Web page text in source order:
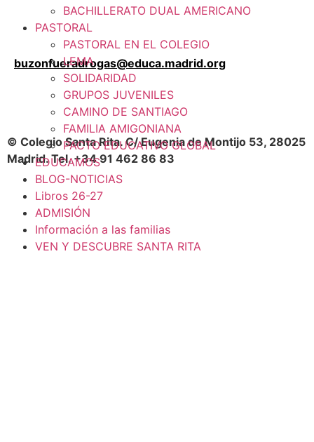
BACHILLERATO DUAL AMERICANO
PASTORAL
PASTORAL EN EL COLEGIO
LEMA
SOLIDARIDAD
GRUPOS JUVENILES
CAMINO DE SANTIAGO
FAMILIA AMIGONIANA
PACTO EDUCATIVO GLOBAL
EDUCAMOS
BLOG-NOTICIAS
Libros 26-27
ADMISIÓN
Información a las familias
VEN Y DESCUBRE SANTA RITA
buzonfueradrogas@educa.madrid.org
© Colegio Santa Rita. C/ Eugenia de Montijo 53, 28025
Madrid. Tel. +34 91 462 86 83